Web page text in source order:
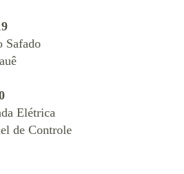
Safado
Elétrica
de Controle